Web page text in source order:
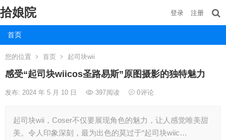
拾娘院
首页
登录 注册
您的位置 首页 起司块wii
感受“起司块wiicos圣路易斯”原图摄影的独特魅力
发布: 2024 年 5 月 10 日 397阅读 0评论
起司块wii，Coser不仅要展现角色的魅力，让人感觉唯美甜
美。令人印象深刻，最为出色的莫过于“起司块wiic…